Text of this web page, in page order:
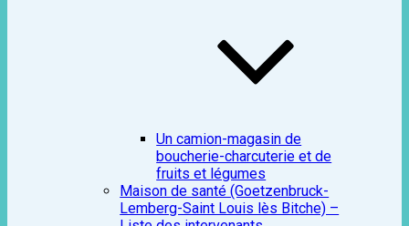
Un camion-magasin de
boucherie-charcuterie et de
fruits et légumes
Maison de santé (Goetzenbruck-
Lemberg-Saint Louis lès Bitche) –